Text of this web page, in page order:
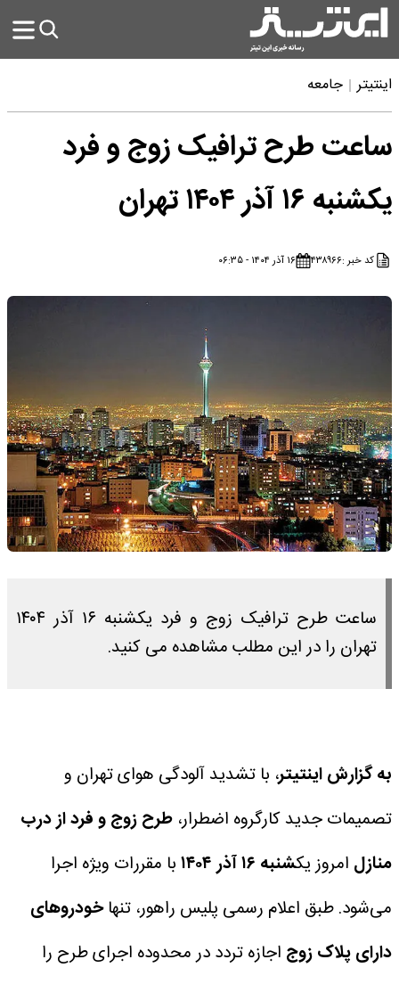
اینتیتر جامعه
ساعت طرح ترافیک زوج و فرد
یکشنبه ۱۶ آذر ۱۴۰۴ تهران
کد خبر :۴۳۸۹۶۶ ۱۶ آذر ۱۴۰۴ - ۰۶:۳۵
ساعت طرح ترافیک زوج و فرد یکشنبه ۱۶ آذر ۱۴۰۴
تهران را در این مطلب مشاهده می کنید.
به گزارش اینتیتر، با تشدید آلودگی هوای تهران و
تصمیمات جدید کارگروه اضطرار، طرح زوج و فرد از درب
منازل امروز یکشنبه ۱۶ آذر ۱۴۰۴
با مقررات ویژه‌ اجرا
می‌شود. طبق اعلام رسمی پلیس راهور، تنهاخودروهای
دارای پلاک زوج اجازه تردد در محدوده اجرای طرح را